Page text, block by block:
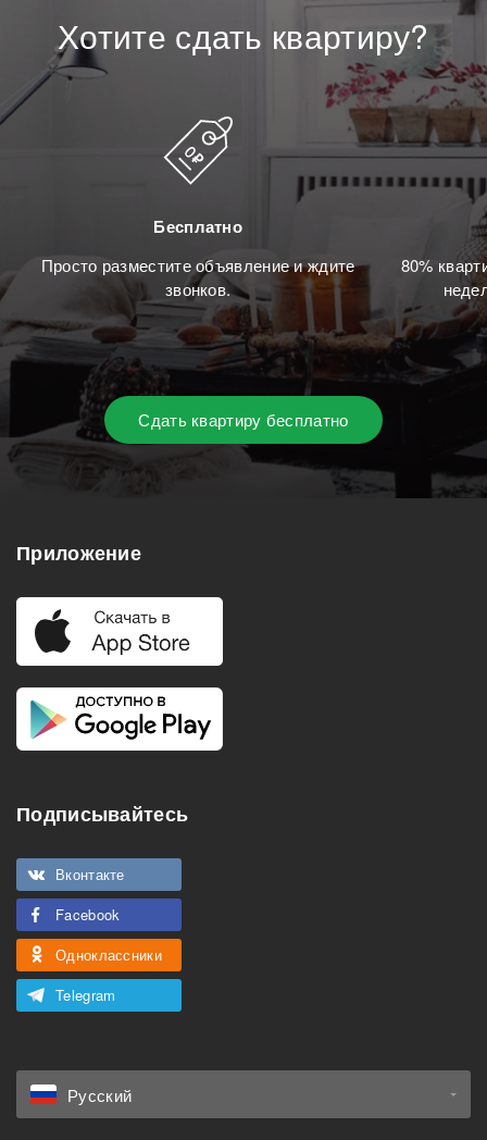
Хотите сдать квартиру?
Бесплатно
Просто разместите объявление и ждите
звонков.
80%
Сдать квартиру бесплатно
Приложение
Подписывайтесь
Вконтакте
Facebook
Одноклассники
Telegram
Русский